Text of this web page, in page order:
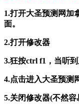
1.打开大圣预测网加
面。
2.打开修改器
3.狂按ctrl f1，当听到
4.点击进入大圣预测
5.关闭修改器(不然容